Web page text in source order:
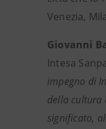
Venezia,
Giovanni
Intesa
impegno di
della cultura
significato,